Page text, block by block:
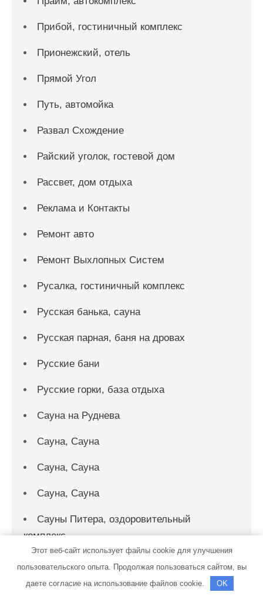
Прибой, гостиничный комплекс
Прионежский, отель
Прямой Угол
Путь, автомойка
Развал Схождение
Райский уголок, гостевой дом
Рассвет, дом отдыха
Реклама и Контакты
Ремонт авто
Ремонт Выхлопных Систем
Русалка, гостиничный комплекс
Русская банька, сауна
Русская парная, баня на дровах
Русские бани
Русские горки, база отдыха
Сауна на Руднева
Сауна, Сауна
Сауна, Сауна
Сауна, Сауна
Сауны Питера, оздоровительный
комплекс
Сауны Питера, оздоровительный
Этот веб-сайт использует файлы cookie для улучшения
пользовательского опыта. Продолжая пользоваться сайтом, вы
даете согласие на использование файлов cookie.
OK